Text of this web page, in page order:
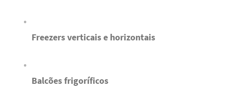
Freezers verticais e horizontais
Balcões frigoríficos